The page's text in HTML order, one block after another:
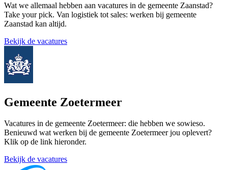
Wat we allemaal hebben aan vacatures in de gemeente Zaanstad?
Take your pick. Van logistiek tot sales: werken bij gemeente
Zaanstad kan altijd.
Bekijk de vacatures
Gemeente Zoetermeer
Vacatures in de gemeente Zoetermeer: die hebben we sowieso.
Benieuwd wat werken bij de gemeente Zoetermeer jou oplevert?
Klik op de link hieronder.
Bekijk de vacatures